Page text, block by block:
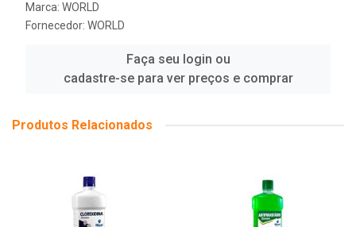
Marca: WORLD
Fornecedor: WORLD
Faça seu login ou
cadastre-se para ver preços e comprar
Produtos Relacionados